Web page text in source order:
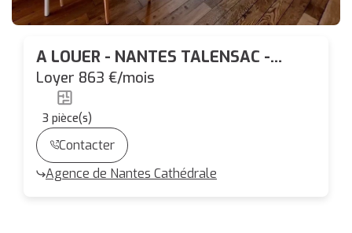
A LOUER - NANTES TALENSAC -
Appartement 3 pièces 68.53 m²
Loyer 863 €/mois
3 pièce(s)
Contacter
Agence de Nantes Cathédrale